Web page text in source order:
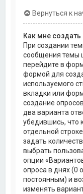
Вернуться к
Как мне создать
При создании
сообщения темы
перейдите в
формой для
используемого
вкладки или
создание
два варианта
убедившись, что
отдельной
задать
выбрать
опции
опроса в днях (0
постоянным) и
изменять